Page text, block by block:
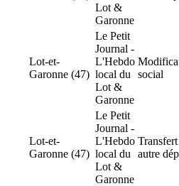
Lot &
Garonne
Lot-et-
Garonne (47)
Le Petit
Journal -
L'Hebdo
local du
Lot &
Garonne
social
Lot-et-
Garonne (47)
Le Petit
Journal -
L'Hebdo
local du
Lot &
Garonne
autre